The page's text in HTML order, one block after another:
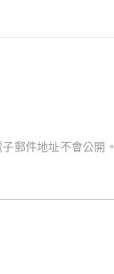
郵件地址不會公開。